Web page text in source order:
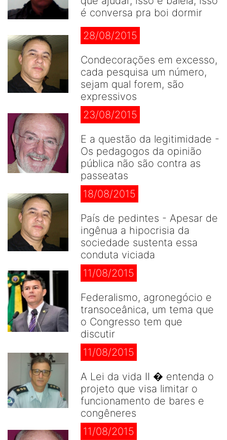
é conversa pra boi dormir
28/08/2015
Condecorações em excesso,
cada pesquisa um número,
sejam qual forem, são
expressivos
23/08/2015
E a questão da legitimidade -
Os pedagogos da opinião
pública não são contra as
passeatas
18/08/2015
País de pedintes - Apesar de
ingênua a hipocrisia da
sociedade sustenta essa
conduta viciada
11/08/2015
Federalismo, agronegócio e
transoceânica, um tema que
o Congresso tem que
discutir
11/08/2015
A Lei da vida II � entenda o
projeto que visa limitar o
funcionamento de bares e
congêneres
11/08/2015